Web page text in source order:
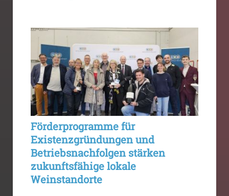
Förderprogramme für
Existenzgründungen und
Betriebsnachfolgen stärken
zukunftsfähige lokale
Weinstandorte